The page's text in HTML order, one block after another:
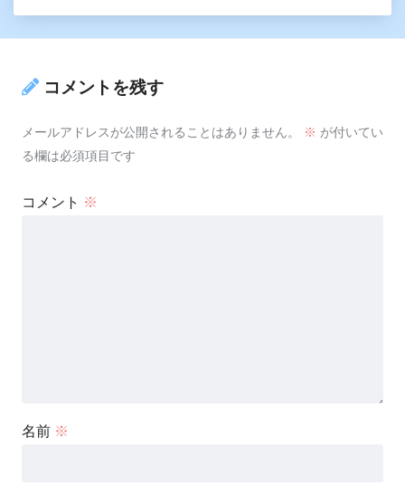
コメントを残す
メールアドレスが公開されることはありません。 ※ が付いてい
る欄は必須項目です
コメント ※
名前 ※